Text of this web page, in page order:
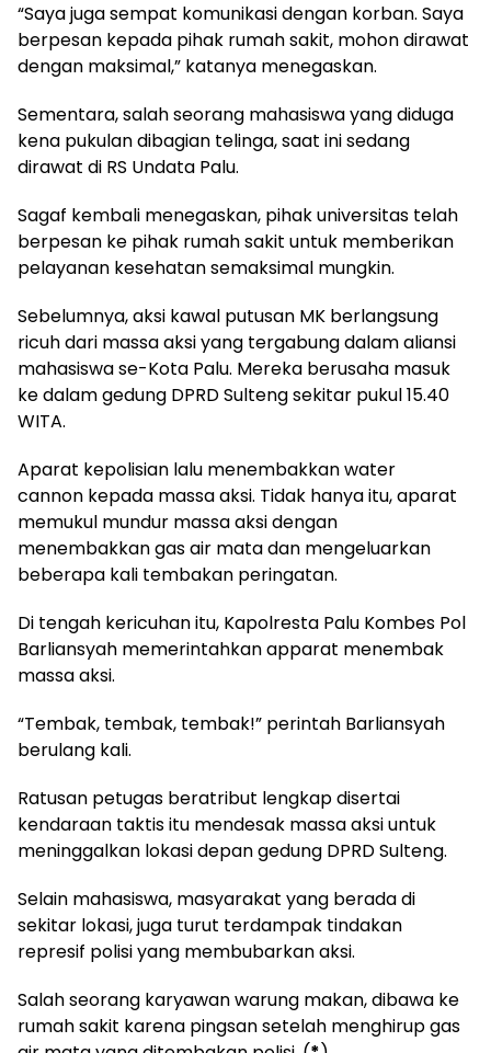
“Saya juga sempat komunikasi dengan korban. Saya
berpesan kepada pihak rumah sakit, mohon dirawat
dengan maksimal,” katanya menegaskan.
Sementara, salah seorang mahasiswa yang diduga
kena pukulan dibagian telinga, saat ini sedang
dirawat di RS Undata Palu.
Sagaf kembali menegaskan, pihak universitas telah
berpesan ke pihak rumah sakit untuk memberikan
pelayanan kesehatan semaksimal mungkin.
Sebelumnya, aksi kawal putusan MK berlangsung
ricuh dari massa aksi yang tergabung dalam aliansi
mahasiswa se-Kota Palu. Mereka berusaha masuk
ke dalam gedung DPRD Sulteng sekitar pukul 15.40
WITA.
Aparat kepolisian lalu menembakkan water
cannon kepada massa aksi. Tidak hanya itu, aparat
memukul mundur massa aksi dengan
menembakkan gas air mata dan mengeluarkan
beberapa kali tembakan peringatan.
Di tengah kericuhan itu, Kapolresta Palu Kombes Pol
Barliansyah memerintahkan apparat menembak
massa aksi.
“Tembak, tembak, tembak!” perintah Barliansyah
berulang kali.
Ratusan petugas beratribut lengkap disertai
kendaraan taktis itu mendesak massa aksi untuk
meninggalkan lokasi depan gedung DPRD Sulteng.
Selain mahasiswa, masyarakat yang berada di
sekitar lokasi, juga turut terdampak tindakan
represif polisi yang membubarkan aksi.
Salah seorang karyawan warung makan, dibawa ke
rumah sakit karena pingsan setelah menghirup gas